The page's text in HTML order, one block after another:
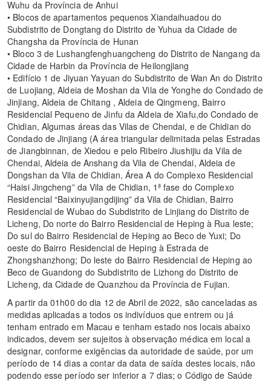
Wuhu da Província de Anhui
• Blocos de apartamentos pequenos Xiandaihuadou do
Subdistrito de Dongtang do Distrito de Yuhua da Cidade de
Changsha da Província de Hunan
• Bloco 3 de Lushangfenghuangcheng do Distrito de Nangang da
Cidade de Harbin da Província de Heilongjiang
• Edifício 1 de Jiyuan Yayuan do Subdistrito de Wan An do Distrito
de Luojiang, Aldeia de Moshan da Vila de Yonghe do Condado de
Jinjiang, Aldeia de Chitang , Aldeia de Qingmeng, Bairro
Residencial Pequeno de Jinfu da Aldeia de Xiafu,do Condado de
Chidian, Algumas áreas das Vilas de Chendai, e de Chidian do
Condado de Jinjiang (A área triangular delimitada pelas Estradas
de Jiangbinnan, de Xiedou e pelo Ribeiro Jiushijiu da Vila de
Chendai, Aldeia de Anshang da Vila de Chendai, Aldeia de
Dongshan da Vila de Chidian, Área A do Complexo Residencial
“Haisi Jingcheng” da Vila de Chidian, 1ª fase do Complexo
Residencial “Baixinyujiangdijing” da Vila de Chidian, Bairro
Residencial de Wubao do Subdistrito de Linjiang do Distrito de
Licheng, Do norte do Bairro Residencial de Heping à Rua leste;
Do sul do Bairro Residencial de Heping ao Beco de Yuxi; Do
oeste do Bairro Residencial de Heping à Estrada de
Zhongshanzhong; Do leste do Bairro Residencial de Heping ao
Beco de Guandong do Subdistrito de Lizhong do Distrito de
Licheng, da Cidade de Quanzhou da Província de Fujian.
A partir da 01h00 do dia 12 de Abril de 2022, são canceladas as
medidas aplicadas a todos os indivíduos que entrem ou já
tenham entrado em Macau e tenham estado nos locais abaixo
indicados, devem ser sujeitos à observação médica em local a
designar, conforme exigências da autoridade de saúde, por um
período de 14 dias a contar da data de saída destes locais, não
podendo esse período ser inferior a 7 dias; o Código de Saúde